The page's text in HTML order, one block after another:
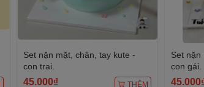
Set nặn mặt, chân, tay kute -
con trai.
45.000₫ THÊM
Set nặn
con gái.